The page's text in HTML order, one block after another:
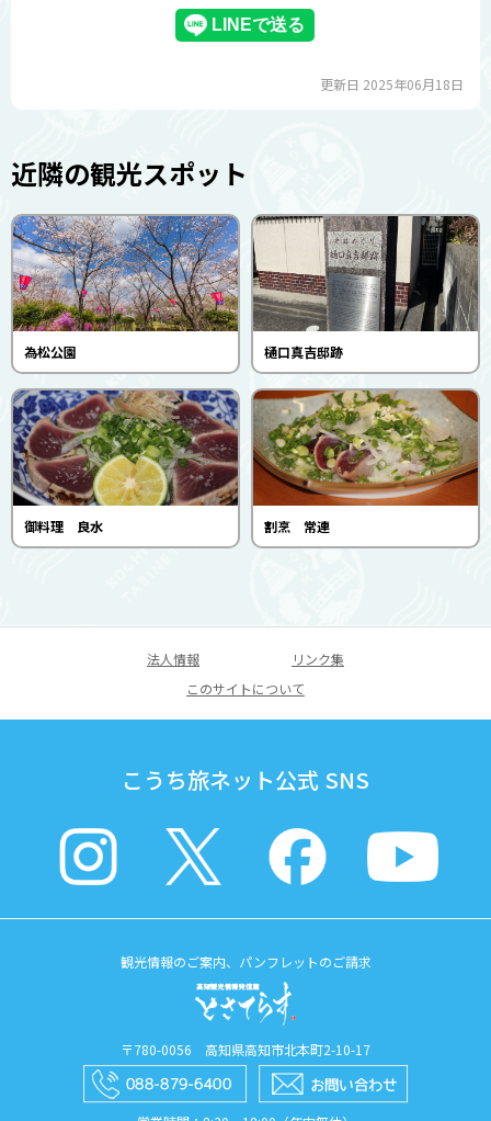
更新日 2025年06月18日
近隣の観光スポット
為松公園 樋口真吉邸跡
御料理 良水 割烹 常連
法人情報
リンク集
このサイトについて
こうち旅ネット公式 SNS
観光情報のご案内、パンフレットのご請求
〒780-0056 高知県高知市北本町2-10-17